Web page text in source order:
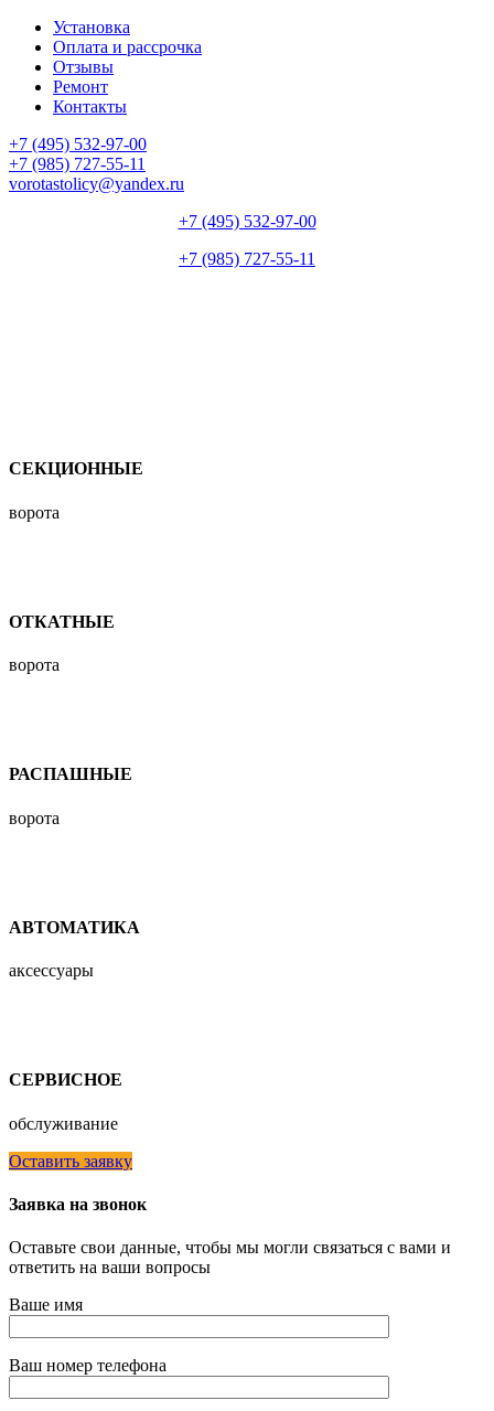
Установка
Оплата и рассрочка
Отзывы
Ремонт
Контакты
+7 (495) 532-97-00
+7 (985) 727-55-11
vorotastolicy@yandex.ru
+7 (495) 532-97-00
+7 (985) 727-55-11
СЕКЦИОННЫЕ
ворота
ОТКАТНЫЕ
ворота
РАСПАШНЫЕ
ворота
АВТОМАТИКА
аксессуары
СЕРВИСНОЕ
обслуживание
Оставить заявку
Заявка на звонок
Оставьте свои данные, чтобы мы могли связаться с вами и
ответить на ваши вопросы
Ваше имя
Ваш номер телефона